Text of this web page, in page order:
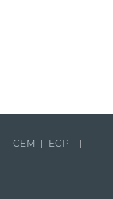
СЕМ
ECPT